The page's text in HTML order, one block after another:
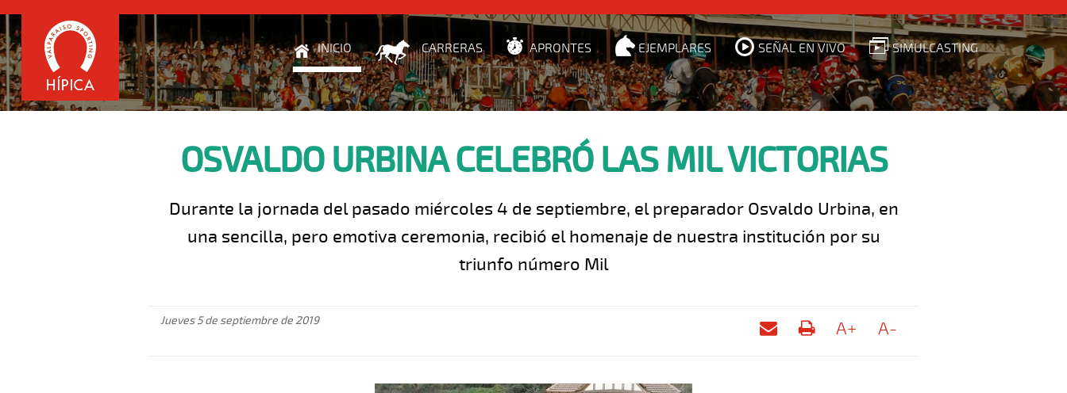
INICIO CARRERAS APRONTES EJEMPLARES SEÑAL EN VIVO SIMULCASTING
OSVALDO URBINA CELEBRÓ LAS MIL VICTORIAS
Durante la jornada del pasado miércoles 4 de septiembre, el preparador Osvaldo Urbina, en
una sencilla, pero emotiva ceremonia, recibió el homenaje de nuestra institución por su
triunfo número Mil
Jueves 5 de septiembre de 2019 A+ A-